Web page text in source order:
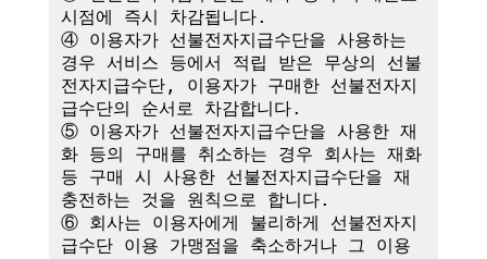
시점에 즉시 차감됩니다.
④ 이용자가 선불전자지급수단을 사용하는
경우 서비스 등에서 적립 받은 무상의 선불
전자지급수단, 이용자가 구매한 선불전자지
급수단의 순서로 차감합니다.
⑤ 이용자가 선불전자지급수단을 사용한 재
화 등의 구매를 취소하는 경우 회사는 재화
등 구매 시 사용한 선불전자지급수단을 재
충전하는 것을 원칙으로 합니다.
⑥ 회사는 이용자에게 불리하게 선불전자지
급수단 이용 가맹점을 축소하거나 그 이용